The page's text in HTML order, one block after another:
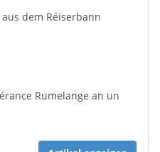
dem Réiserbann
Rumelange an un